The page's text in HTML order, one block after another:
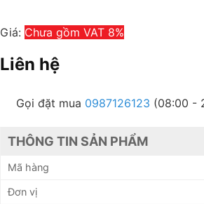
Giá: Chưa gồm VAT 8%
Liên hệ
Gọi đặt mua 0987126123 (08:00 -
THÔNG TIN SẢN PHẨM
Mã hàng
Đơn vị